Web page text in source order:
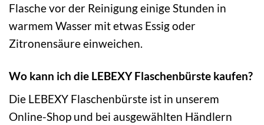
Flasche vor der Reinigung einige Stunden in
warmem Wasser mit etwas Essig oder
Zitronensäure einweichen.
Wo kann ich die LEBEXY Flaschenbürste kaufen?
Die LEBEXY Flaschenbürste ist in unserem
Online-Shop und bei ausgewählten Händlern